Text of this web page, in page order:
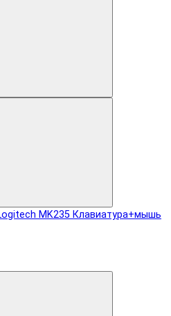
Клавиатура+мышь